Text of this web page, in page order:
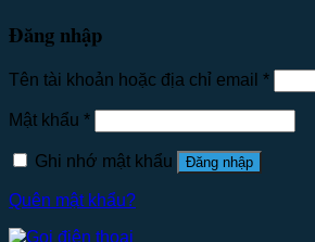
Đăng nhập
Tên tài khoản hoặc địa chỉ email *
Mật khẩu *
Ghi nhớ mật khẩu Đăng nhập
Quên mật khẩu?